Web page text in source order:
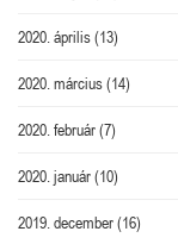
2020. április(13)
2020. március(14)
2020. február(7)
2020. január(10)
2019. december(16)